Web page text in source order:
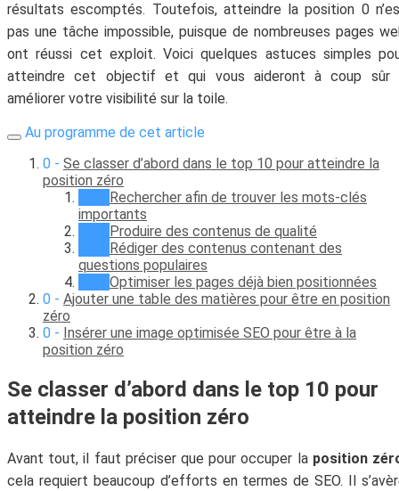
résultats escomptés. Toutefois, atteindre la position 0
pas une tâche impossible, puisque de nombreuses pages
ont réussi cet exploit. Voici quelques astuces simples
atteindre cet objectif et qui vous aideront à coup sûr
améliorer votre visibilité sur la toile.
Au programme de cet article
Se classer d’abord dans le top 10 pour atteindre la
position zéro
Rechercher afin de trouver les mots-clés
importants
Produire des contenus de qualité
Rédiger des contenus contenant des
questions populaires
Optimiser les pages déjà bien positionnées
Ajouter une table des matières pour être en position
zéro
Insérer une image optimisée SEO pour être à la
position zéro
Se classer d’abord dans le top 10 pour
atteindre la position zéro
Avant tout, il faut préciser que pour occuper la position
cela requiert beaucoup d’efforts en termes de SEO. Il